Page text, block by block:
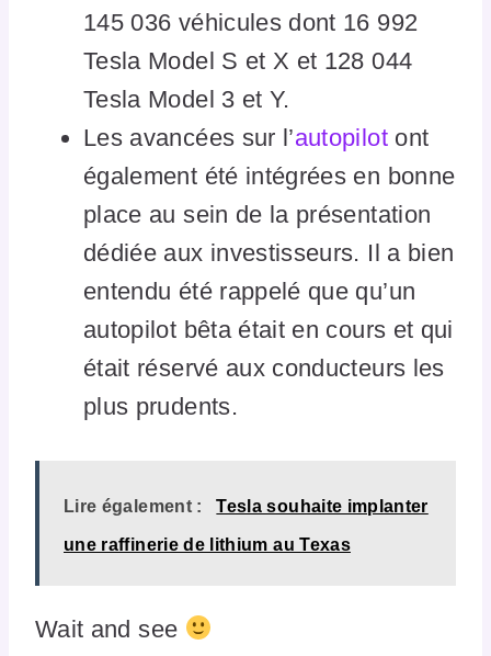
145 036 véhicules dont 16 992
Tesla Model S et X et 128 044
Tesla Model 3 et Y.
Les avancées sur l’autopilotont
également été intégrées en bonne
place au sein de la présentation
dédiée aux investisseurs. Il a bien
entendu été rappelé que qu’un
autopilot bêta était en cours et qui
était réservé aux conducteurs les
plus prudents.
Lire également : Tesla souhaite implanter
une raffinerie de lithium au Texas
Wait and see